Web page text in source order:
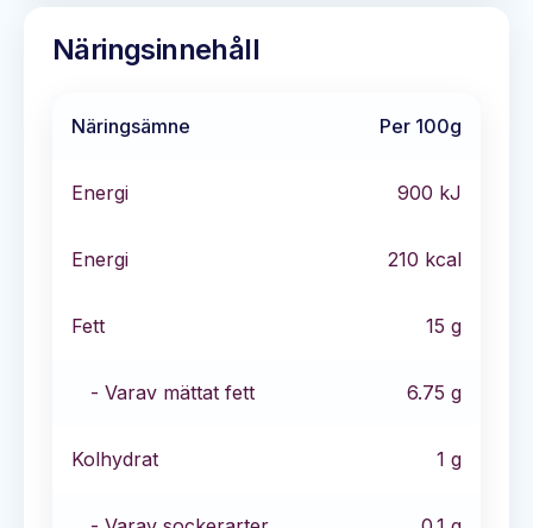
Näringsinnehåll
Näringsämne Per 100g
Energi 900 kJ
Energi 210 kcal
Fett 15 g
- Varav mättat fett 6.75 g
Kolhydrat 1 g